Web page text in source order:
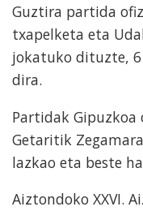
Guztira partida
txapelketa eta
jokatuko dituzte,
dira.
Partidak
Getaritik
lazkao eta beste
Aiztondoko XXVI.